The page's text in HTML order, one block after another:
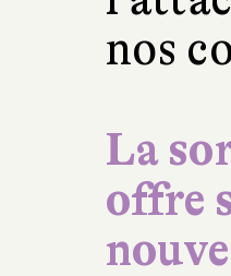
nos
La
offre